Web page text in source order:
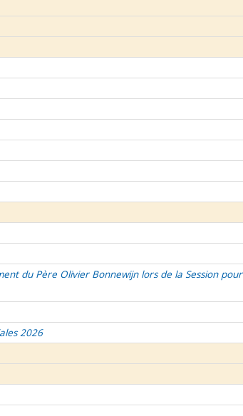
du Père Olivier Bonnewijn lors de la Session pour
2026